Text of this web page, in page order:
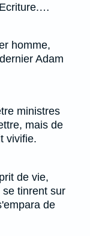
homme,
Adam
ministres
mais de
vivifie.
de vie,
tinrent sur
de